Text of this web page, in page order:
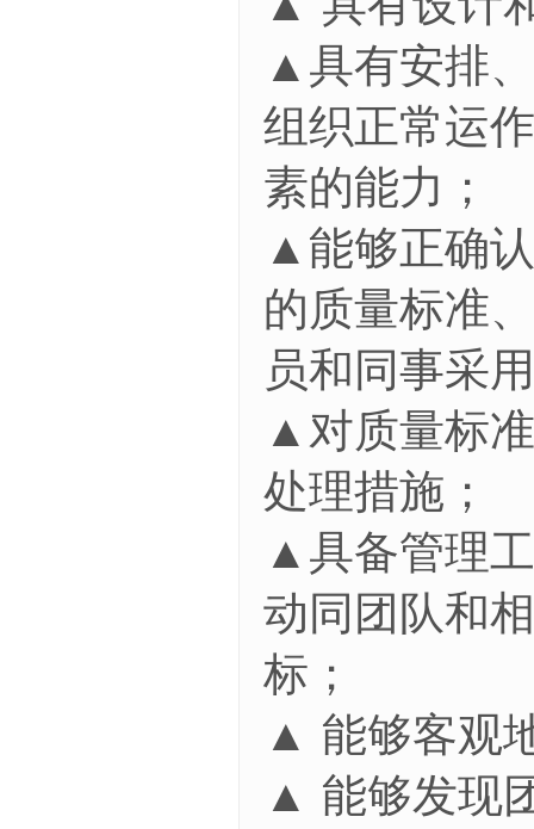
▲具有安排
组织正常运
素的能力；
▲能够正确
的质量标准
员和同事采
▲对质量标
处理措施；
▲具备管理
动同团队和
标；
▲ 能够客观
▲ 能够发现